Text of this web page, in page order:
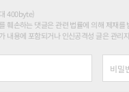
400byte)
훼손하는 댓글은 관련 법률에 의해 제재를
내용에 포함되거나 인신공격성 글은 관리